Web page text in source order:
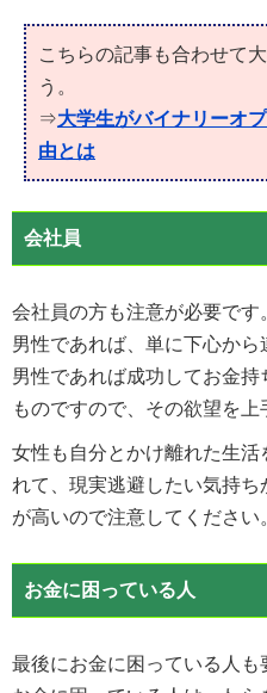
こちらの記事も合わせて
う。
⇒大学生がバイナリーオ
由とは
会社員
会社員の方も注意が必要です
男性であれば、単に下心から
男性であれば成功してお金
ものですので、その欲望を上
女性も自分とかけ離れた生
れて、現実逃避したい気持
が高いので注意してください
お金に困っている人
最後にお金に困っている人も